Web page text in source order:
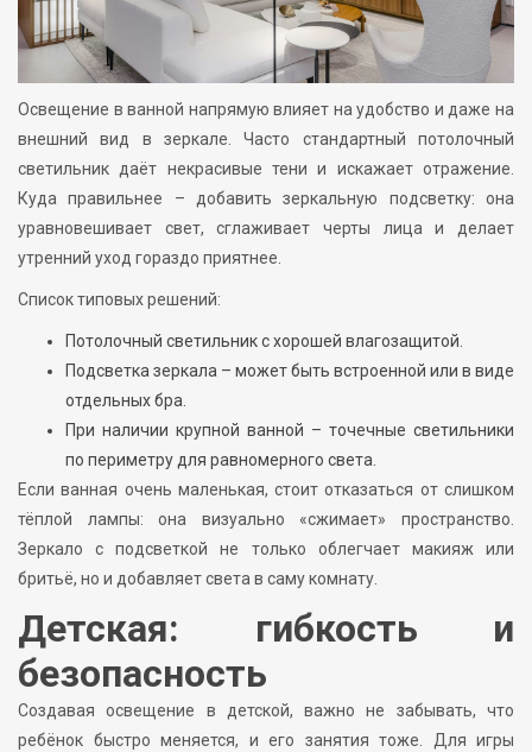
Освещение в ванной напрямую влияет на удобство и даже на
внешний вид в зеркале. Часто стандартный потолочный
светильник даёт некрасивые тени и искажает отражение.
Куда правильнее – добавить зеркальную подсветку: она
уравновешивает свет, сглаживает черты лица и делает
утренний уход гораздо приятнее.
Список типовых решений:
Потолочный светильник с хорошей влагозащитой.
Подсветка зеркала – может быть встроенной или в виде
отдельных бра.
При наличии крупной ванной – точечные светильники
по периметру для равномерного света.
Если ванная очень маленькая, стоит отказаться от слишком
тёплой лампы: она визуально «сжимает» пространство.
Зеркало с подсветкой не только облегчает макияж или
бритьё, но и добавляет света в саму комнату.
Детская: гибкость и
безопасность
Создавая освещение в детской, важно не забывать, что
ребёнок быстро меняется, и его занятия тоже. Для игры